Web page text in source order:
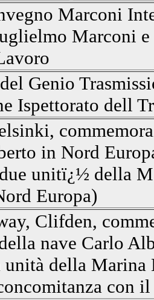
Marconi
Marconi
Genio
Ispettorato dell
in Nord
unitï¿½ della
Europa)
Clifden,
nave Carlo
della Marina
con